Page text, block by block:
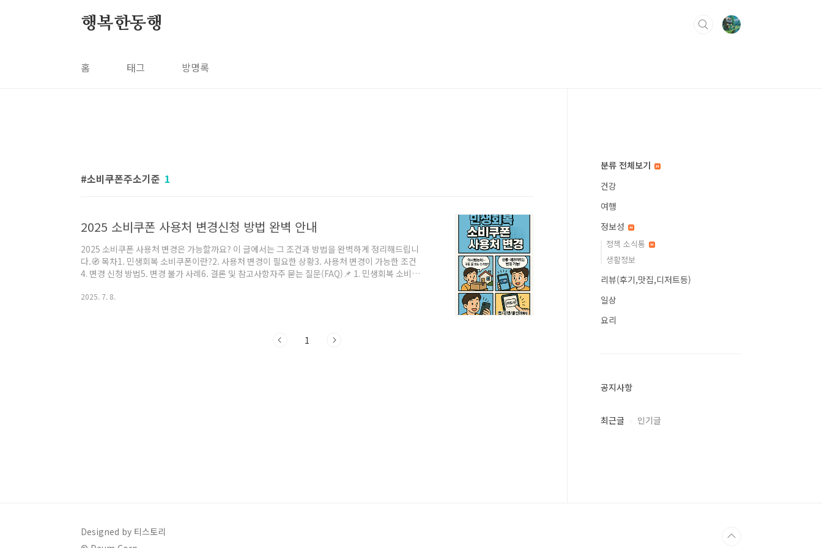
행복한동행
홈 태그 방명록
소비쿠폰주소기준 1
2025 소비쿠폰 사용처 변경신청 방법 완벽 안내
2025 소비쿠폰 사용처 변경은 가능할까요? 이 글에서는 그 조건과 방법을 완벽하게 정리해드립니
다.🧭 목차1. 민생회복 소비쿠폰이란?2. 사용처 변경이 필요한 상황3. 사용처 변경이 가능한 조건
4. 변경 신청 방법5. 변경 불가 사례6. 결론 및 참고사항자주 묻는 질문(FAQ)📌 1. 민생회복 소비쿠
행하는 소비 쿠폰입니다.일반적으로 주소지 관할 지역 내 가맹점에서만 사용 가능하며, 발급 시 기
2025. 7. 8.
1
분류 전체보기
건강
여행
정보성
정책 소식통
생활정보
리뷰(후기,맛집,디저트등)
일상
요리
공지사항
최근글 인기글
Designed by 티스토리